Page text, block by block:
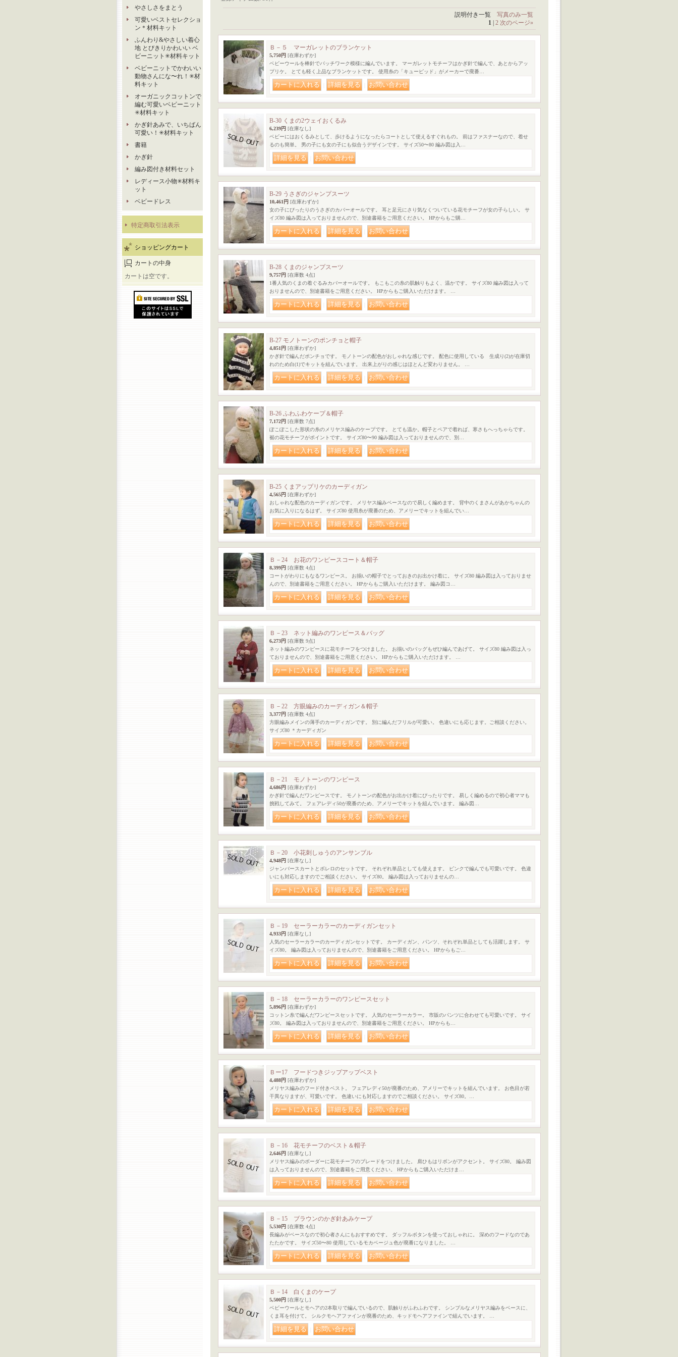
やさしさをまとう
可愛いベストセレクショ
ン＊材料キット
ふんわり&やさしい着心
地 とびきりかわいい ベ
ビーニット✳︎材料キット
ベビーニットでかわいい
動物さんにな〜れ！✳︎材
料キット
オーガニックコットンで
編む可愛いベビーニット
✳︎材料キット
かぎ針あみで、いちばん
可愛い！✳︎材料キット
書籍
かぎ針
編み図付き材料セット
レディース小物✳︎材料キ
ット
ベビードレス
特定商取引法表示
ショッピングカート
カートの中身
カートは空です。
説明付き一覧 写真のみ一覧
1 2 次のページ»
Ｂ－５ マーガレットのブランケット
5,750円 [在庫わずか]
ベビーウールを棒針でパッチワーク模様に編んでいます。 マーガレットモチーフはかぎ針で編んで、あとからアッ
プリケ。 とても軽く上品なブランケットです。 使用糸の「キューピッド」がメーカーで廃番…
B-30 くまの2ウェイおくるみ
6,239円 [在庫なし]
ベビーにはおくるみとして、歩けるようになったらコートとして使えるすぐれもの。 前はファスナーなので、着せ
るのも簡単。 男の子にも女の子にも似合うデザインです。 サイズ50〜80 編み図は入…
B-29 うさぎのジャンプスーツ
10,461円 [在庫わずか]
女の子にぴったりのうさぎのカバーオールです。 耳と足元にさり気なくついている花モチーフが女の子らしい。 サ
イズ80 編み図は入っておりませんので、別途書籍をご用意ください。 HPからもご購…
B-28 くまのジャンプスーツ
9,757円 [在庫数 4点]
1番人気のくまの着ぐるみカバーオールです。 もこもこの糸の肌触りもよく、温かです。 サイズ80 編み図は入って
おりませんので、別途書籍をご用意ください。 HPからもご購入いただけます。 …
B-27 モノトーンのポンチョと帽子
4,851円 [在庫わずか]
かぎ針で編んだポンチョです。 モノトーンの配色がおしゃれな感じです。 配色に使用している 生成り(2)が在庫切
れのため白(1)でキットを組んでいます。 出来上がりの感じはほとんど変わりません。 …
B-26 ふわふわケープ＆帽子
7,172円 [在庫数 7点]
ぽこぽこした形状の糸のメリヤス編みのケープです。 とても温か。帽子とペアで着れば、寒さもへっちゃらです。
裾の花モチーフがポイントです。 サイズ80〜90 編み図は入っておりませんので、別…
B-25 くまアップリケのカーディガン
4,565円 [在庫わずか]
おしゃれな配色のカーディガンです。 メリヤス編みベースなので易しく編めます。 背中のくまさんがあかちゃんの
お気に入りになるはず。 サイズ80 使用糸が廃番のため、アメリーでキットを組んでい…
Ｂ－24 お花のワンピースコート＆帽子
8,399円 [在庫数 4点]
コートがわりにもなるワンピース。 お揃いの帽子でとっておきのお出かけ着に。 サイズ80 編み図は入っておりませ
んので、別途書籍をご用意ください。 HPからもご購入いただけます。 編み図コ…
Ｂ－23 ネット編みのワンピース＆バッグ
6,273円 [在庫数 9点]
ネット編みのワンピースに花モチーフをつけました。 お揃いのバッグもぜひ編んであげて。 サイズ80 編み図は入っ
ておりませんので、別途書籍をご用意ください。 HPからもご購入いただけます。 …
Ｂ－22 方眼編みのカーディガン＆帽子
3,377円 [在庫数 4点]
方眼編みメインの薄手のカーディガンです。 別に編んだフリルが可愛い。 色違いにも応じます。ご相談ください。
サイズ80 ＊カーディガン
Ｂ－21 モノトーンのワンピース
4,686円 [在庫わずか]
かぎ針で編んだワンピースです。 モノトーンの配色がお出かけ着にぴったりです。 易しく編めるので初心者ママも
挑戦してみて。 フェアレディ50が廃番のため、アメリーでキットを組んでいます。 編み図…
Ｂ－20 小花刺しゅうのアンサンブル
4,948円 [在庫なし]
ジャンバースカートとボレロのセットです。 それぞれ単品としても使えます。 ピンクで編んでも可愛いです。 色違
いにも対応しますのでご相談ください。 サイズ80。 編み図は入っておりませんの…
Ｂ－19 セーラーカラーのカーディガンセット
4,933円 [在庫なし]
人気のセーラーカラーのカーディガンセットです。 カーディガン、パンツ、それぞれ単品としても活躍します。 サ
イズ80。 編み図は入っておりませんので、別途書籍をご用意ください。 HPからもご…
Ｂ－18 セーラーカラーのワンピースセット
5,896円 [在庫わずか]
コットン糸で編んだワンピースセットです。 人気のセーラーカラー。 市販のパンツに合わせても可愛いです。 サイ
ズ80。 編み図は入っておりませんので、別途書籍をご用意ください。 HPからも…
Ｂー17 フードつきジップアップベスト
4,488円 [在庫わずか]
メリヤス編みのフード付きベスト。 フェアレディ50が廃番のため、アメリーでキットを組んでいます。 お色目が若
干異なりますが、可愛いです。 色違いにも対応しますのでご相談ください。 サイズ80。…
Ｂ－16 花モチーフのベスト＆帽子
2,646円 [在庫なし]
メリヤス編みのボーダーに花モチーフのブレードをつけました。 肩ひもはリボンがアクセント。 サイズ80。 編み図
は入っておりませんので、別途書籍をご用意ください。 HPからもご購入いただけま…
Ｂ－15 ブラウンのかぎ針あみケープ
5,530円 [在庫数 4点]
長編みがベースなので初心者さんにもおすすめです。 ダッフルボタンを使っておしゃれに。 深めのフードなのであ
たたかです。 サイズ50〜80 使用しているモカベージュ色が廃番になりました。 …
Ｂ－14 白くまのケープ
5,500円 [在庫なし]
ベビーウールとモヘアの2本取りで編んでいるので、肌触りがふわふわです。 シンプルなメリヤス編みをベースに、
くま耳を付けて。 シルクモヘアファインが廃番のため、キッドモヘアファインで組んでいます。 …